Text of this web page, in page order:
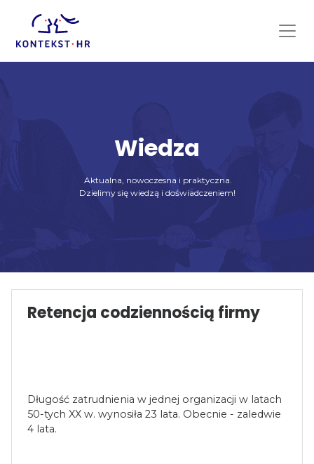
content
Wiedza
Aktualna, nowoczesna i praktyczna.
Dzielimy się wiedzą i doświadczeniem!
Retencja codziennością firmy
Długość zatrudnienia w jednej organizacji w latach
50-tych XX w. wynosiła 23 lata. Obecnie - zaledwie
4 lata.